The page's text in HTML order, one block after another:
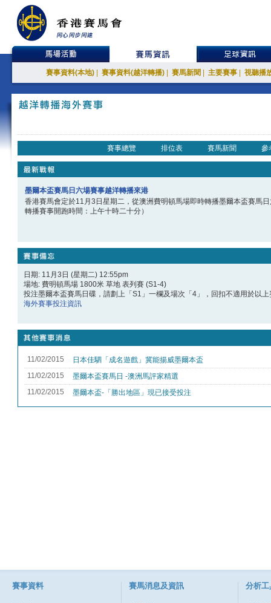
賽事資料(本地) 賽事資料(越洋轉播) 賽馬新聞 主要賽事 視聽播
賽事總覽 排位表 賽馬新聞 參
墨爾本盃賽馬日六場賽事越洋轉播來港
香港賽馬會定於11月3日星期二，從澳洲費明頓馬場即時轉播墨爾本盃賽馬
轉播賽事開跑時間：上午十時二十分）
日期: 11月3日 (星期二) 12:55pm
場地: 費明頓馬場 1800米 草地 表列賽 (S1-4)
投注墨爾本盃賽馬日碟 ，請劃上「S1」一欄及場次「4」，回扣不適用於以上
海外賽事投注資訊
賽事資料 賽馬消息及資訊 分析工